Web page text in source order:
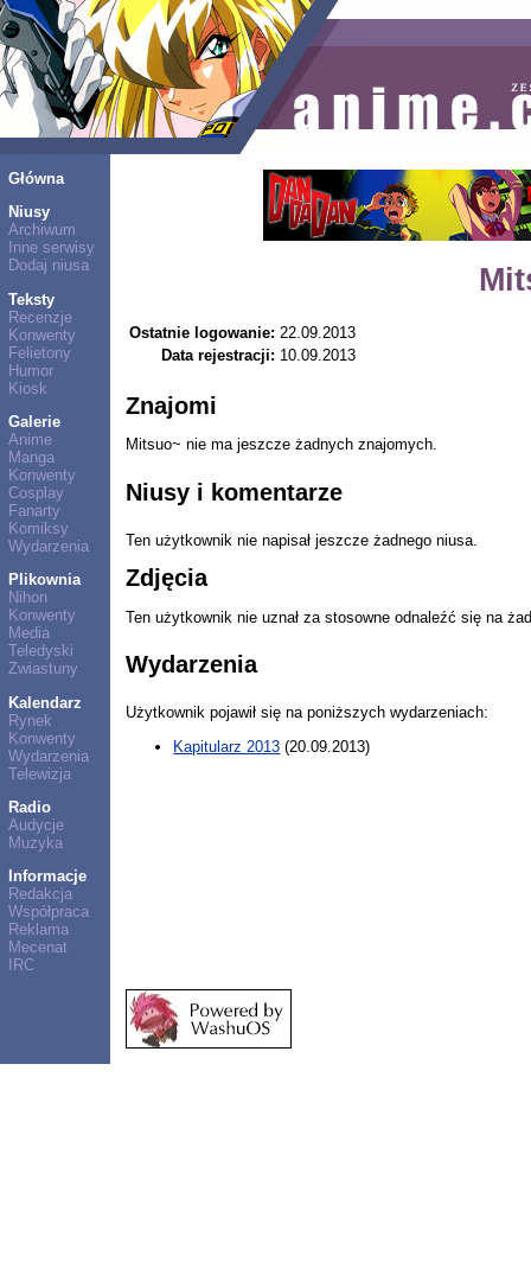
Główna
Niusy
Archiwum
Inne serwisy
Dodaj niusa
Teksty
Recenzje
Konwenty
Felietony
Humor
Kiosk
Galerie
Anime
Manga
Konwenty
Cosplay
Fanarty
Komiksy
Wydarzenia
Plikownia
Nihon
Konwenty
Media
Teledyski
Zwiastuny
Kalendarz
Rynek
Konwenty
Wydarzenia
Telewizja
Radio
Audycje
Muzyka
Informacje
Redakcja
Współpraca
Reklama
Mecenat
IRC
Ostatnie logowanie: 22.09.2013
Data rejestracji: 10.09.2013
Znajomi
Mitsuo~ nie ma jeszcze żadnych znajomych.
Niusy i komentarze
Ten użytkownik nie napisał jeszcze żadnego niusa.
Zdjęcia
Ten użytkownik nie uznał za stosowne odnaleźć się na
Wydarzenia
Użytkownik pojawił się na poniższych wydarzeniach:
Kapitularz 2013 (20.09.2013)